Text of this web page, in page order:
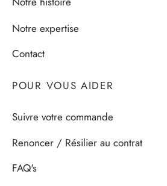
Notre expertise
Contact
POUR VOUS AIDER
Suivre votre commande
Renoncer / Résilier au contrat
FAQ's